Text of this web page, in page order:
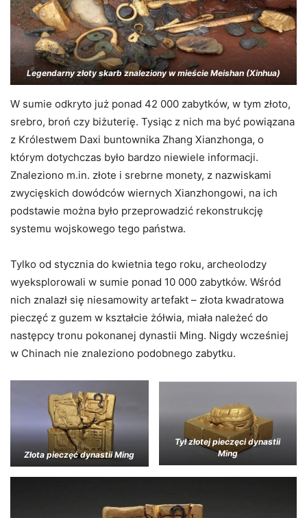
Legendarny złoty skarb znaleziony w mieście Meishan (Xinhua)
W sumie odkryto już ponad 42 000 zabytków, w tym złoto,
srebro, broń czy biżuterię. Tysiąc z nich ma być powiązana
z Królestwem Daxi buntownika Zhang Xianzhonga, o
którym dotychczas było bardzo niewiele informacji.
Znaleziono m.in. złote i srebrne monety, z nazwiskami
zwycięskich dowódców wiernych Xianzhongowi, na ich
podstawie można było przeprowadzić rekonstrukcję
systemu wojskowego tego państwa.
Tylko od stycznia do kwietnia tego roku, archeolodzy
wyeksplorowali w sumie ponad 10 000 zabytków. Wśród
nich znalazł się niesamowity artefakt – złota kwadratowa
pieczęć z guzem w kształcie żółwia, miała należeć do
następcy tronu pokonanej dynastii Ming. Nigdy wcześniej
w Chinach nie znaleziono podobnego zabytku.
Złota pieczęć dynastii Ming
Tył złotej pieczęci dynastii
Ming